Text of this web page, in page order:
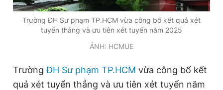
Hotline
0906 645 777
Liên hệ quảng cáo
0908 780 404
Trường ĐH Sư phạm TP.HCM vừa công bố kết quả xét
tuyển thẳng và ưu tiên xét tuyển năm 2025
ẢNH: HCMUE
TrườngĐH Sư phạm TP.HCM vừa công bố kết
quả xét tuyển thẳng và ưu tiên xét tuyển năm